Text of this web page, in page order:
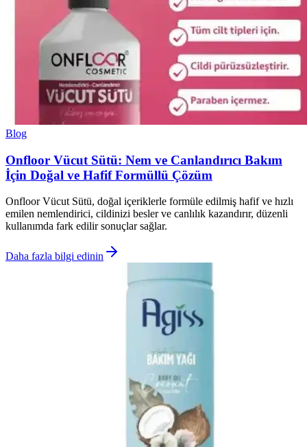
Blog
Onfloor Vücut Sütü: Nem ve Canlandırıcı Bakım
İçin Doğal ve Hafif Formüllü Çözüm
Onfloor Vücut Sütü, doğal içeriklerle formüle edilmiş hafif ve hızlı
emilen nemlendirici, cildinizi besler ve canlılık kazandırır, düzenli
kullanımda fark edilir sonuçlar sağlar.
Daha fazla bilgi edinin